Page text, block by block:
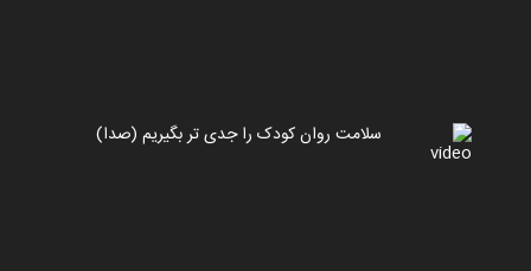
سلامت روان کودک را جدی تر بگیریم (صدا)